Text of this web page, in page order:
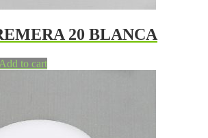
20 BLANCA
Add to cart